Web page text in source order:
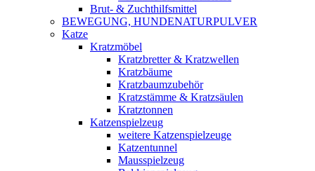
Brut- & Zuchthilfsmittel
BEWEGUNG, HUNDENATURPULVER
Katze
Kratzmöbel
Kratzbretter & Kratzwellen
Kratzbäume
Kratzbaumzubehör
Kratzstämme & Kratzsäulen
Kratztonnen
Katzenspielzeug
weitere Katzenspielzeuge
Katzentunnel
Mausspielzeug